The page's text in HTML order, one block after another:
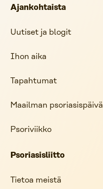
Ajankohtaista
Uutiset ja blogit
Ihon aika
Tapahtumat
Maailman psoriasispäivä
Psoriviikko
Psoriasisliitto
Tietoa meistä